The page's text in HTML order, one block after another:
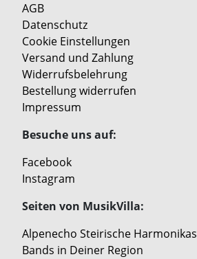
AGB
Datenschutz
Cookie Einstellungen
Versand und Zahlung
Widerrufsbelehrung
Bestellung widerrufen
Impressum
Besuche uns auf:
Facebook
Instagram
Seiten von MusikVilla:
Alpenecho Steirische Harmonikas
Bands in Deiner Region